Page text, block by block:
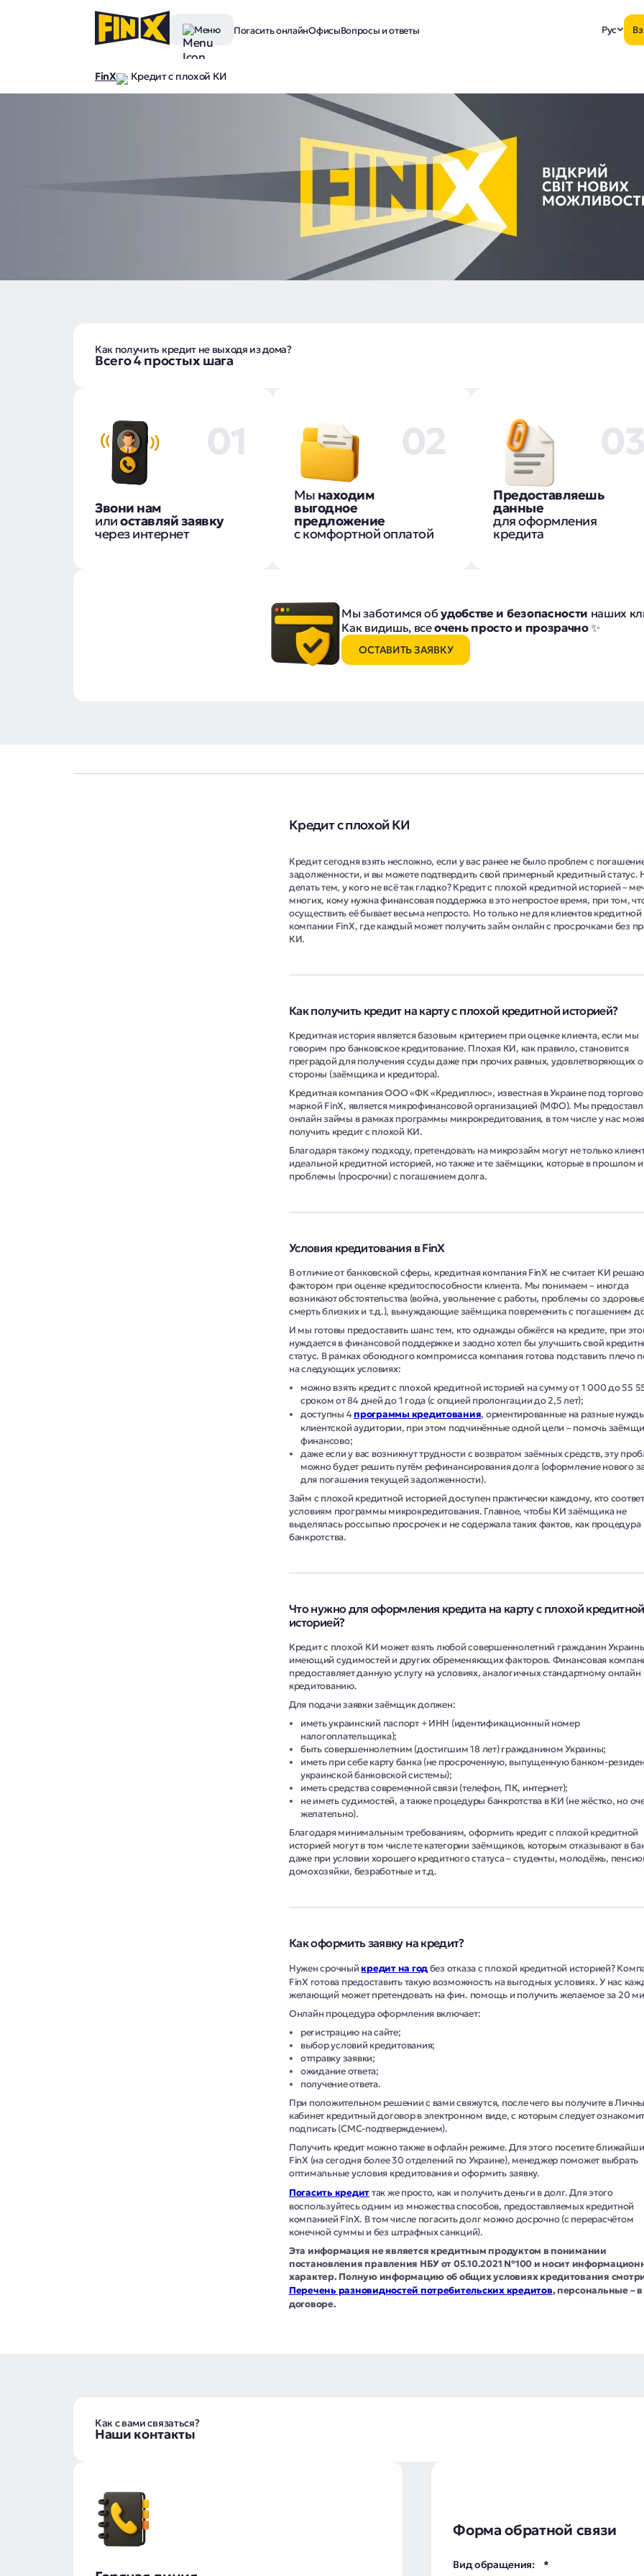
Меню Погасить онлайнОфисыВопросы и ответы Рус
FinX Кредит с плохой КИ
Как получить кредит не выходя из дома?
Всего 4 простых шага
01
Звони нам
илиоставляй заявку
через интернет
02
Мы находим
выгодное
предложение
с комфортной оплатой
03
Предоставляешь
данные
для оформления
кредита
Мы заботимся обудобстве и безопасности наших
Как видишь, всеочень просто и прозрачно✨
ОСТАВИТЬ ЗАЯВКУ
Кредит с плохой КИ
Кредит сегодня взять несложно, если у вас ранее не было проблем с
задолженности, и вы можете подтвердить свой примерный кредитный статус.
делать тем, у кого не всё так гладко? Кредит с плохой кредитной историей –
многих, кому нужна финансовая поддержка в это непростое время, при том,
осуществить её бывает весьма непросто. Но только не для клиентов кредитной
компании FinX, где каждый может получить займ онлайн с просрочками без
КИ.
Как получить кредит на карту с плохой кредитной историей?
Кредитная история является базовым критерием при оценке клиента, если мы
говорим про банковское кредитование. Плохая КИ, как правило, становится
преградой для получения ссуды даже при прочих равных, удовлетворяющих
стороны (заёмщика и кредитора).
Кредитная компания ООО «ФК «Кредиплюс», известная в Украине под
маркой FinX, является микрофинансовой организацией (МФО). Мы
онлайн займы в рамках программы микрокредитования, в том числе у нас
получить кредит с плохой КИ.
Благодаря такому подходу, претендовать на микрозайм могут не только
идеальной кредитной историей, но также и те заёмщики, которые в прошлом
проблемы (просрочки) с погашением долга.
Условия кредитования в FinX
В отличие от банковской сферы, кредитная компания FinX не считает КИ
фактором при оценке кредитоспособности клиента. Мы понимаем – иногда
возникают обстоятельства (война, увольнение с работы, проблемы со
смерть близких и т.д.), вынуждающие заёмщика повременить с погашением
И мы готовы предоставить шанс тем, кто однажды обжёгся на кредите, при
нуждается в финансовой поддержке и заодно хотел бы улучшить свой
статус. В рамках обоюдного компромисса компания готова подставить плечо
на следующих условиях:
можно взять кредит с плохой кредитной историей на сумму от 1 000 до 55
сроком от 84 дней до 1 года (с опцией пролонгации до 2,5 лет);
доступны 4программы кредитования, ориентированные на разные
клиентской аудитории, при этом подчинённые одной цели – помочь
финансово;
даже если у вас возникнут трудности с возвратом заёмных средств, эту
можно будет решить путём рефинансирования долга (оформление нового
для погашения текущей задолженности).
Займ с плохой кредитной историей доступен практически каждому, кто
условиям программы микрокредитования. Главное, чтобы КИ заёмщика не
выделялась россыпью просрочек и не содержала таких фактов, как процедура
банкротства.
Что нужно для оформления кредита на карту с плохой кредитной
историей?
Кредит с плохой КИ может взять любой совершеннолетний гражданин
имеющий судимостей и других обременяющих факторов. Финансовая
предоставляет данную услугу на условиях, аналогичных стандартному онлайн
кредитованию.
Для подачи заявки заёмщик должен:
иметь украинский паспорт + ИНН (идентификационный номер
налогоплательщика);
быть совершеннолетним (достигшим 18 лет) гражданином Украины;
иметь при себе карту банка (не просроченную, выпущенную банком-
украинской банковской системы);
иметь средства современной связи (телефон, ПК, интернет);
не иметь судимостей, а также процедуры банкротства в КИ (не жёстко, но
желательно).
Благодаря минимальным требованиям, оформить кредит с плохой кредитной
историей могут в том числе те категории заёмщиков, которым отказывают в
даже при условии хорошего кредитного статуса – студенты, молодёжь,
домохозяйки, безработные и т.д.
Как оформить заявку на кредит?
Нужен срочныйкредит на годбез отказа с плохой кредитной историей?
FinX готова предоставить такую возможность на выгодных условиях. У нас
желающий может претендовать на фин. помощь и получить желаемое за 20
Онлайн процедура оформления включает:
регистрацию на сайте;
выбор условий кредитования;
отправку заявки;
ожидание ответа;
получение ответа.
При положительном решении с вами свяжутся, после чего вы получите в
кабинет кредитный договор в электронном виде, с которым следует
подписать (СМС-подтверждением).
Получить кредит можно также в офлайн режиме. Для этого посетите
FinX (на сегодня более 30 отделений по Украине), менеджер поможет выбрать
оптимальные условия кредитования и оформить заявку.
Погасить кредиттак же просто, как и получить деньги в долг. Для этого
воспользуйтесь одним из множества способов, предоставляемых кредитной
компанией FinX. В том числе погасить долг можно досрочно (с перерасчётом
конечной суммы и без штрафных санкций).
Эта информация не является кредитным продуктом в понимании
постановления правления НБУ от 05.10.2021 №100 и носит
характер. Полную информацию об общих условиях кредитования
Перечень разновидностей потребительских кредитов, персональные – в
договоре.
Как с вами связаться?
Наши контакты
Форма обратной связи
Вид обращения: